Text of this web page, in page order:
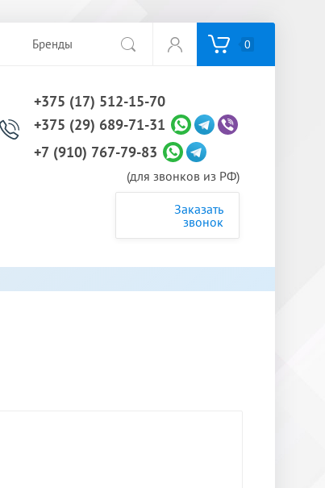
Бренды 0
+375 (17) 512-15-70
+375 (29) 689-71-31
+7 (910) 767-79-83
(для звонков из РФ)
Заказать
звонок